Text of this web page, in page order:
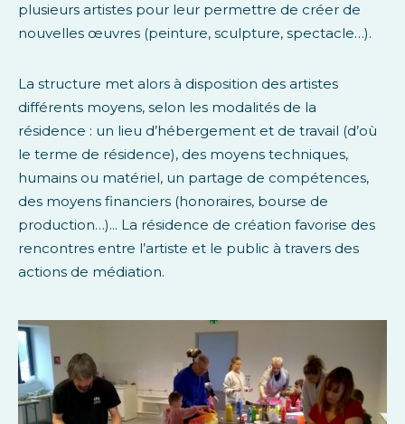
plusieurs artistes pour leur permettre de créer de
nouvelles œuvres (peinture, sculpture, spectacle…).
La structure met alors à disposition des artistes
différents moyens, selon les modalités de la
résidence : un lieu d’hébergement et de travail (d’où
le terme de résidence), des moyens techniques,
humains ou matériel, un partage de compétences,
des moyens financiers (honoraires, bourse de
production…)... La résidence de création favorise des
rencontres entre l’artiste et le public à travers des
actions de médiation.